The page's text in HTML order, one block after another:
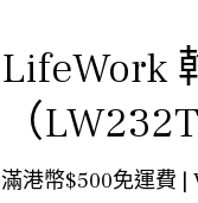
LifeWork
（
滿港幣$500免運費 |